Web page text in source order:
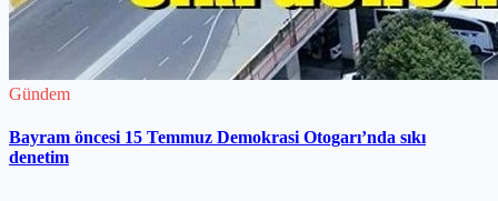
Gündem
Bayram öncesi 15 Temmuz Demokrasi Otogarı’nda sıkı
denetim